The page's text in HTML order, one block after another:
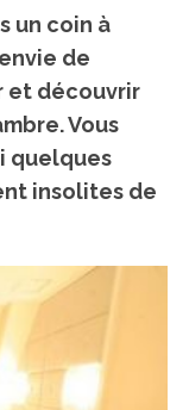
un coin à
de
et découvrir
Vous
quelques
insolites de